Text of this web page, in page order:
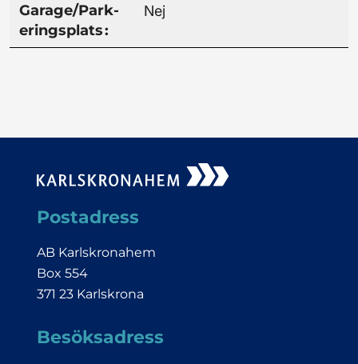
Garage/­Park­
erings­plats:
Nej
Postadress
AB Karlskronahem
Box 554
371 23 Karlskrona
Besöksadress